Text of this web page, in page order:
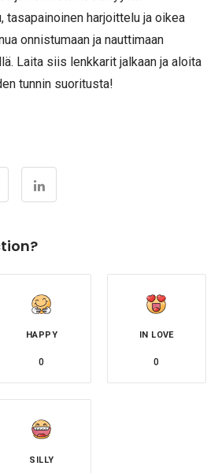
tasapainoinen harjoittelu ja oikea
onnistumaan ja nauttimaan
Laita siis lenkkarit jalkaan ja aloita
tunnin suoritusta!
HAPPY
0
IN LOVE
0
SILLY